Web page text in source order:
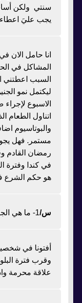
سنتي ولكن
يجب عليَ
انا حامل الان
المشاكل في
ليكتمل نمو
الاسبوع
اتناول الطعام
والبوتاسيوم
مستمر. فهل
رمضان القادم
هو حكم
س/1- ما هي الجنابة؟
أفتونا في
وقرب فترة
علاقة محرمة